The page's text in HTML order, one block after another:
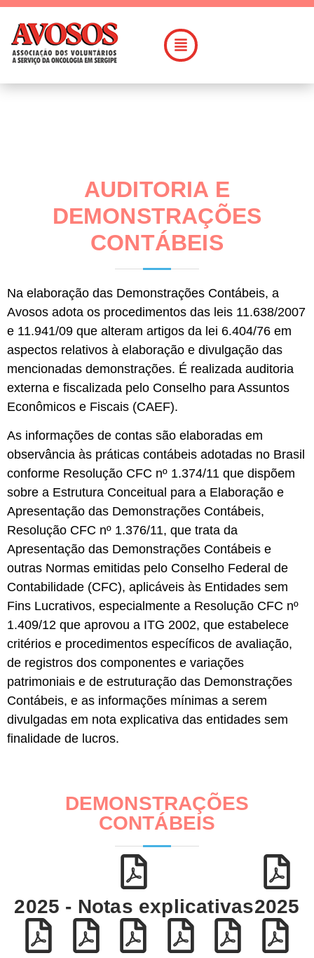
AUDITORIA E
DEMONSTRAÇÕES
CONTÁBEIS
Na elaboração das Demonstrações Contábeis, a
Avosos adota os procedimentos das leis 11.638/2007
e 11.941/09 que alteram artigos da lei 6.404/76 em
aspectos relativos à elaboração e divulgação das
mencionadas demonstrações. É realizada auditoria
externa e fiscalizada pelo Conselho para Assuntos
Econômicos e Fiscais (CAEF).
As informações de contas são elaboradas em
observância às práticas contábeis adotadas no Brasil
conforme Resolução CFC nº 1.374/11 que dispõem
sobre a Estrutura Conceitual para a Elaboração e
Apresentação das Demonstrações Contábeis,
Resolução CFC nº 1.376/11, que trata da
Apresentação das Demonstrações Contábeis e
outras Normas emitidas pelo Conselho Federal de
Contabilidade (CFC), aplicáveis às Entidades sem
Fins Lucrativos, especialmente a Resolução CFC nº
1.409/12 que aprovou a ITG 2002, que estabelece
critérios e procedimentos específicos de avaliação,
de registros dos componentes e variações
patrimoniais e de estruturação das Demonstrações
Contábeis, e as informações mínimas a serem
divulgadas em nota explicativa das entidades sem
finalidade de lucros.
DEMONSTRAÇÕES
CONTÁBEIS
2025 - Notas explicativas2025